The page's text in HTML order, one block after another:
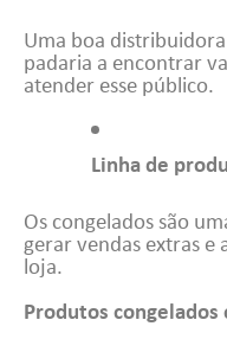
Uma boa
padaria a encontrar
atender esse público.
Linha de
Os congelados são
gerar vendas extras
loja.
Produtos congelados